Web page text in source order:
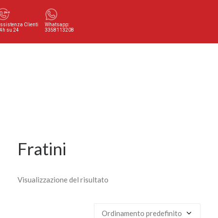
Whatsapp:
3358113208
Clienti
su 24
Fratini
Visualizzazione del risultato